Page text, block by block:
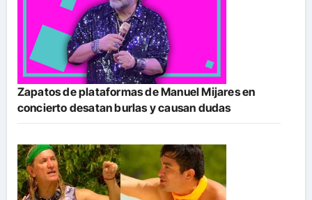
Zapatos de plataformas de Manuel Mijares en
concierto desatan burlas y causan dudas